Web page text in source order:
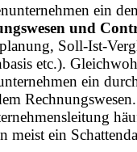
ein
und
Soll-Ist-
etc.).
ein
meist ein